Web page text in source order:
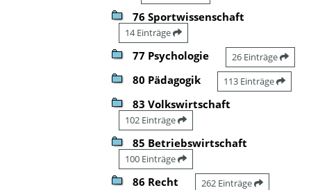
76 Sportwissenschaft
14 Einträge
77 Psychologie 26 Einträge
80 Pädagogik 113 Einträge
83 Volkswirtschaft
102 Einträge
85 Betriebswirtschaft
100 Einträge
86 Recht 262 Einträge